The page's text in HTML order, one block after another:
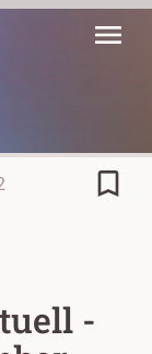
menu
bookmark_border
-